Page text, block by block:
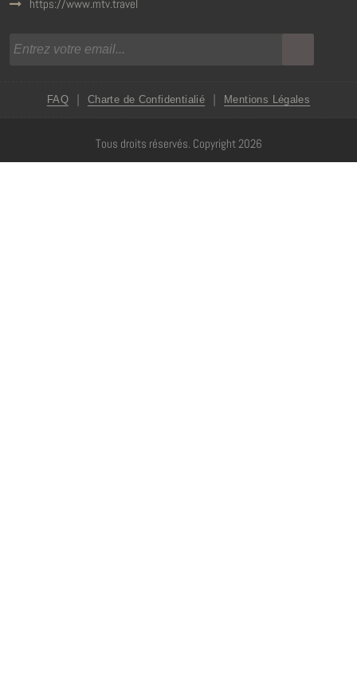
https://www.mtv.travel
FAQ Charte de Confidentialié Mentions Légales
Tous droits réservés. Copyright 2026